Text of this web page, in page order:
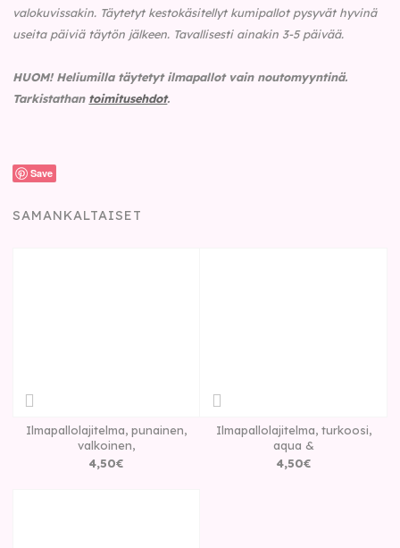
valokuvissakin. Täytetyt kestokäsitellyt kumipallot pysyvät hyvinä
useita päiviä täytön jälkeen. Tavallisesti ainakin 3-5 päivää.
HUOM! Heliumilla täytetyt ilmapallot vain noutomyyntinä.
Tarkistathan toimitusehdot.
Save
SAMANKALTAISET
Ilmapallolajitelma, punainen,
valkoinen,
4,50€
Ilmapallolajitelma, turkoosi,
aqua &
4,50€